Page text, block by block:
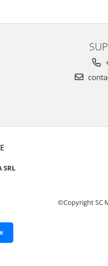
SRL
©Copyright SC